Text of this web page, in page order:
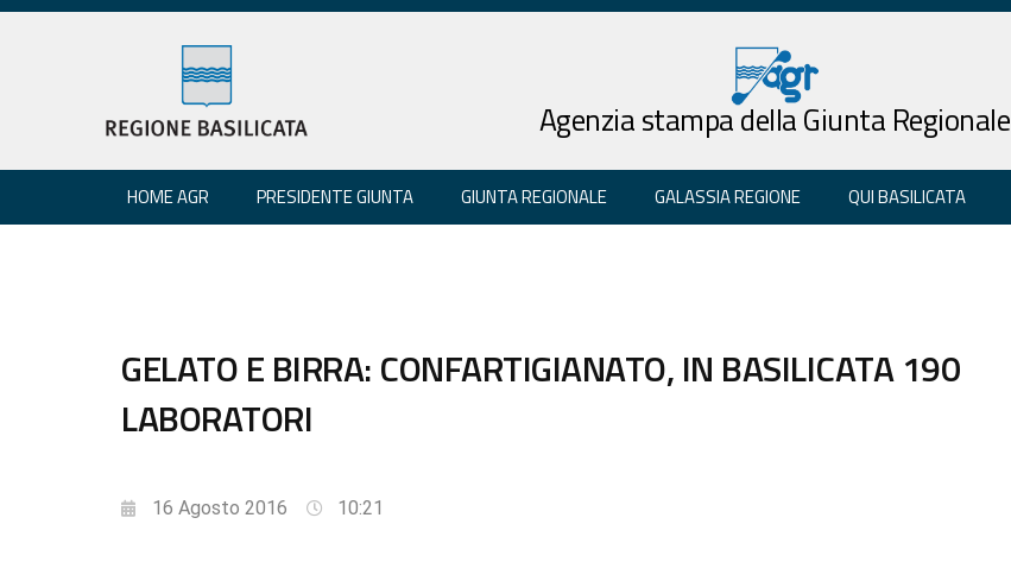
Agenzia stampa della Giunta Regionale
HOME AGR PRESIDENTE GIUNTA GIUNTA REGIONALE GALASSIA REGIONE QUI BASILICATA
GELATO E BIRRA: CONFARTIGIANATO, IN BASILICATA 190
LABORATORI
16 Agosto 2016 10:21